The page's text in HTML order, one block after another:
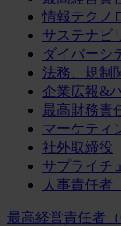
情報テクノ
サステナビ
ダイバーシ
法務、規制
企業広報&
最高財務責
マーケティ
社外取締役
サプライチ
人事責任者
最高経営責任者（